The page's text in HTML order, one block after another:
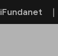
iFundanet